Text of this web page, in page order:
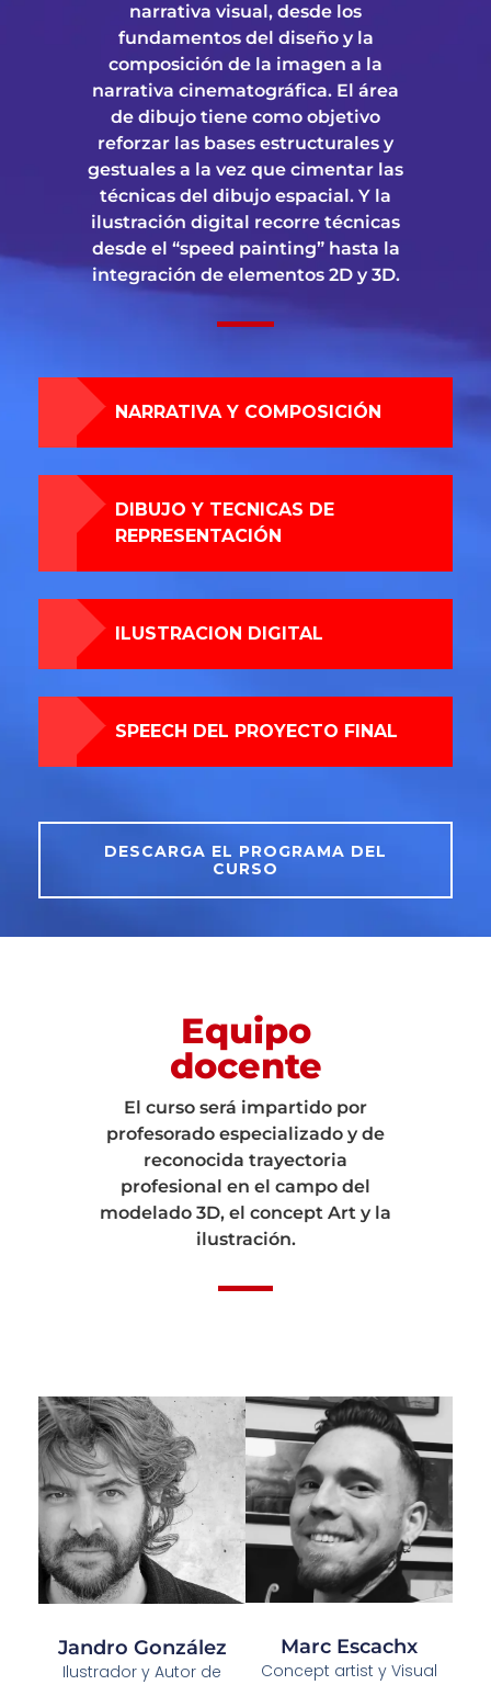
narrativa visual, desde los
fundamentos del diseño y la
composición de la imagen a la
narrativa cinematográfica. El área
de dibujo tiene como objetivo
reforzar las bases estructurales y
gestuales a la vez que cimentar las
técnicas del dibujo espacial. Y la
ilustración digital recorre técnicas
desde el “speed painting” hasta la
integración de elementos 2D y 3D.
NARRATIVA Y COMPOSICIÓN
DIBUJO Y TECNICAS DE
REPRESENTACIÓN
ILUSTRACION DIGITAL
SPEECH DEL PROYECTO FINAL
DESCARGA EL PROGRAMA DEL
CURSO
Equipo
docente
El curso será impartido por
profesorado especializado y de
reconocida trayectoria
profesional en el campo del
modelado 3D, el concept Art y la
ilustración.
Jandro González
Ilustrador y Autor de
Marc Escachx
Concept artist y Visual